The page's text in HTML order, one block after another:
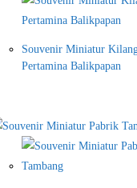
Souvenir Miniatur
Pertamina Balikpapan